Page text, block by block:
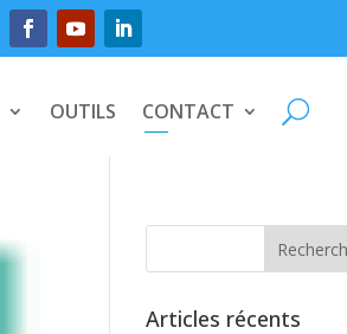
OUTILS CONTACT
Articles récents